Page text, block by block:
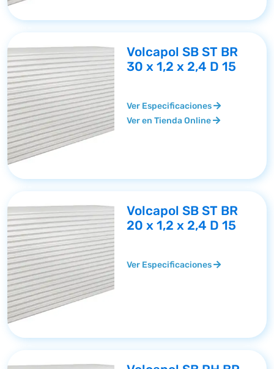
Volcapol SB ST BR
30 x 1,2 x 2,4 D 15
Ver Especificaciones
Ver en Tienda Online
Volcapol SB ST BR
20 x 1,2 x 2,4 D 15
Ver Especificaciones